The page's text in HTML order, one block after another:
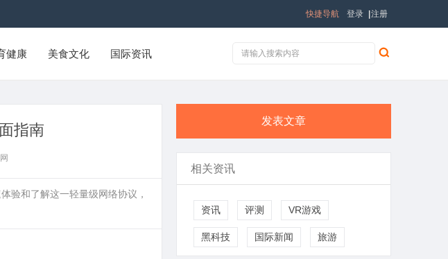
登录 注册
快捷导航
健康 美食文化 国际资讯
指南
验和了解这一轻量级网络协议，
发表文章
相关资讯
资讯 评测 VR游戏
黑科技 国际新闻 旅游